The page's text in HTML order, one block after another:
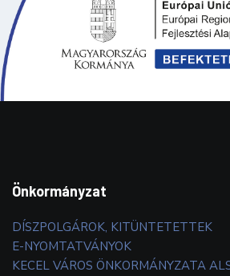
Önkormányzat
DÍSZPOLGÁROK, KITÜNTETETTEK
E-NYOMTATVÁNYOK
KECEL VÁROS ÖNKORMÁNYZATA